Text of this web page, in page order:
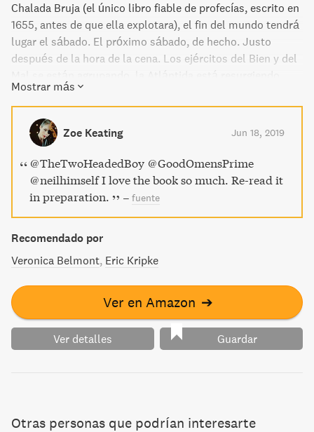
Chalada Bruja (el único libro fiable de profecías, escrito en
1655, antes de que ella explotara), el fin del mundo tendrá
lugar el sábado. El próximo sábado, de hecho. Justo
después de la hora de la cena. Los ejércitos del Bien y del
llueven sapos y los ánimos están algo alterados así que...
todo parece ajustarse al Plan Divino. De no ser po un ángel
quisquilloso y un demonio buscavidas que han vivido a
costa de los mortales desde el comienzo de los tiempos y
que no están dispuestos a aceptar tan fácilmente eso del
"Fin de la civilización tal y como lo conocemos". Y... ¡vaya
por Dios! ¡Parece que alguien ha hecho desaparecer al
Mostrar más
Zoe Keating Jun 18, 2019
@TheTwoHeadedBoy @GoodOmensPrime
@neilhimself I love the book so much. Re-read it
in preparation.
– fuente
Recomendado por
Veronica Belmont Eric Kripke
Ver en Amazon ➔
Ver detalles Guardar
Otras personas que podrían interesarte